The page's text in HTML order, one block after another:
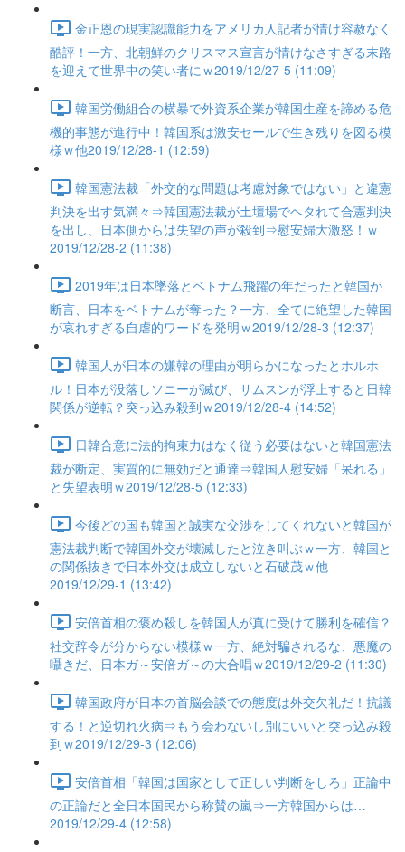
金正恩の現実認識能力をアメリカ人記者が情け容赦なく
酷評！一方、北朝鮮のクリスマス宣言が情けなさすぎる末路
を迎えて世界中の笑い者にｗ2019/12/27-5 (11:09)
韓国労働組合の横暴で外資系企業が韓国生産を諦める危
機的事態が進行中！韓国系は激安セールで生き残りを図る模
様ｗ他2019/12/28-1 (12:59)
韓国憲法裁「外交的な問題は考慮対象ではない」と違憲
判決を出す気満々⇒韓国憲法裁が土壇場でヘタれて合憲判決
を出し、日本側からは失望の声が殺到⇒慰安婦大激怒！ｗ
2019/12/28-2 (11:38)
2019年は日本墜落とベトナム飛躍の年だったと韓国が
断言、日本をベトナムが奪った？一方、全てに絶望した韓国
が哀れすぎる自虐的ワードを発明ｗ2019/12/28-3 (12:37)
韓国人が日本の嫌韓の理由が明らかになったとホルホ
ル！日本が没落しソニーが滅び、サムスンが浮上すると日韓
関係が逆転？突っ込み殺到ｗ2019/12/28-4 (14:52)
日韓合意に法的拘束力はなく従う必要はないと韓国憲法
裁が断定、実質的に無効だと通達⇒韓国人慰安婦「呆れる」
と失望表明ｗ2019/12/28-5 (12:33)
今後どの国も韓国と誠実な交渉をしてくれないと韓国が
憲法裁判断で韓国外交が壊滅したと泣き叫ぶｗ一方、韓国と
の関係抜きで日本外交は成立しないと石破茂ｗ他
2019/12/29-1 (13:42)
安倍首相の褒め殺しを韓国人が真に受けて勝利を確信？
社交辞令が分からない模様ｗ一方、絶対騙されるな、悪魔の
囁きだ、日本ガ～安倍ガ～の大合唱ｗ2019/12/29-2 (11:30)
韓国政府が日本の首脳会談での態度は外交欠礼だ！抗議
する！と逆切れ火病⇒もう会わないし別にいいと突っ込み殺
到ｗ2019/12/29-3 (12:06)
安倍首相「韓国は国家として正しい判断をしろ」正論中
の正論だと全日本国民から称賛の嵐⇒一方韓国からは…
2019/12/29-4 (12:58)